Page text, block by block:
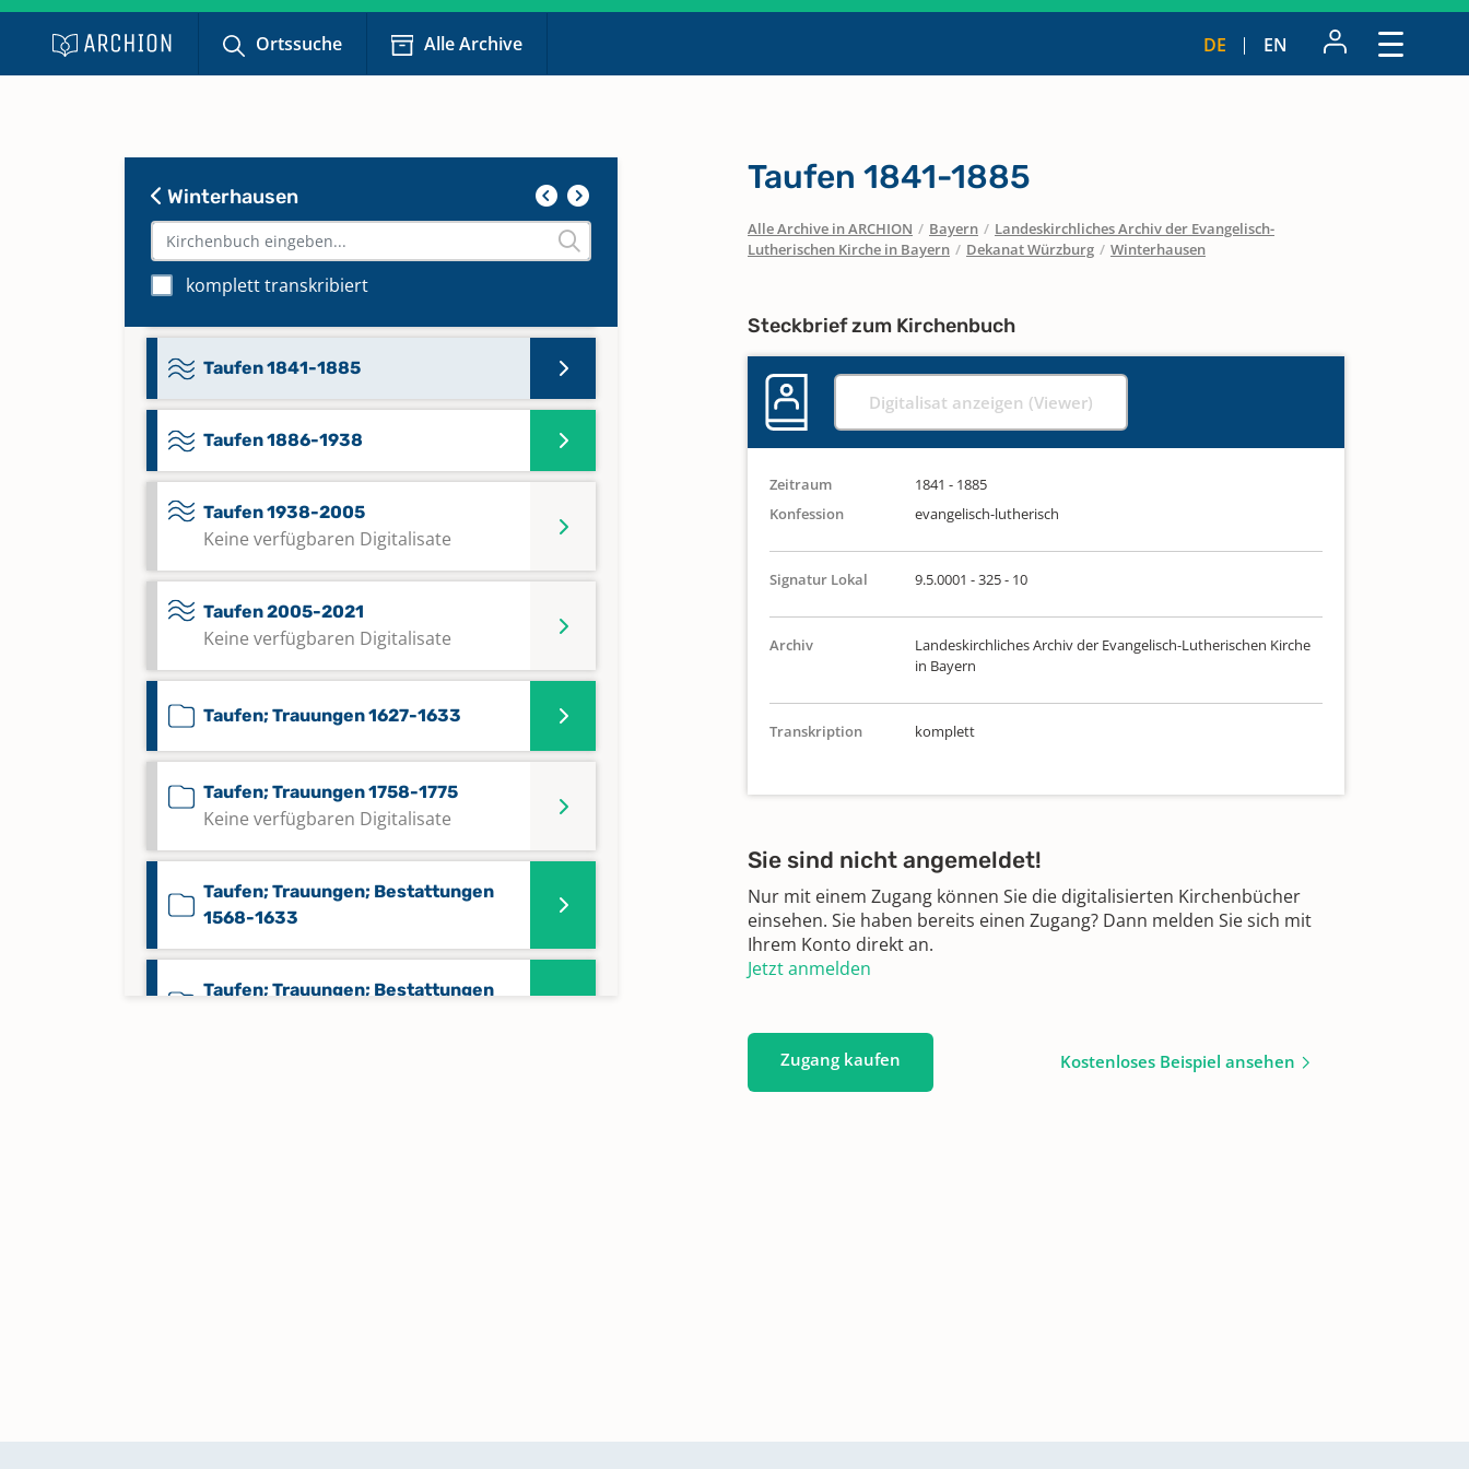
Ortssuche Alle Archive DE EN
Winterhausen
komplett transkribiert
Konfirmationen 1861-1886
Konfirmationen 1910-2021
Taufen 1808-1827
Keine verfügbaren Digitalisate
Taufen 1841-1885
Taufen 1886-1938
Taufen 1938-2005
Keine verfügbaren Digitalisate
Taufen 2005-2021
Keine verfügbaren Digitalisate
Taufen; Trauungen 1627-1633
Taufen; Trauungen 1758-1775
Keine verfügbaren Digitalisate
Taufen; Trauungen; Bestattungen
1568-1633
Taufen; Trauungen; Bestattungen
1751-1791
Taufen 1841-1885
Alle Archive in ARCHION / Bayern / Landeskirchliches Archiv der Evangelisch-
Lutherischen Kirche in Bayern / Dekanat Würzburg / Winterhausen
Steckbrief zum Kirchenbuch
Digitalisat anzeigen (Viewer)
Zeitraum
1841 - 1885
Konfession
evangelisch-lutherisch
Signatur Lokal 9.5.0001 - 325 - 10
Archiv
Landeskirchliches Archiv der Evangelisch-Lutherischen Kirche
in Bayern
Transkription komplett
Sie sind nicht angemeldet!
Nur mit einem Zugang können Sie die digitalisierten Kirchenbücher
einsehen. Sie haben bereits einen Zugang? Dann melden Sie sich mit
Ihrem Konto direkt an.
Jetzt anmelden
Zugang kaufen Kostenloses Beispiel ansehen